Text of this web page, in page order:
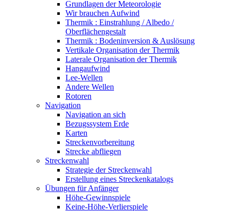
Grundlagen der Meteorologie
Wir brauchen Aufwind
Thermik : Einstrahlung / Albedo /
Oberflächengestalt
Thermik : Bodeninversion & Auslösung
Vertikale Organisation der Thermik
Laterale Organisation der Thermik
Hangaufwind
Lee-Wellen
Andere Wellen
Rotoren
Navigation
Navigation an sich
Bezugssystem Erde
Karten
Streckenvorbereitung
Strecke abfliegen
Streckenwahl
Strategie der Streckenwahl
Erstellung eines Streckenkatalogs
Übungen für Anfänger
Höhe-Gewinnspiele
Keine-Höhe-Verlierspiele